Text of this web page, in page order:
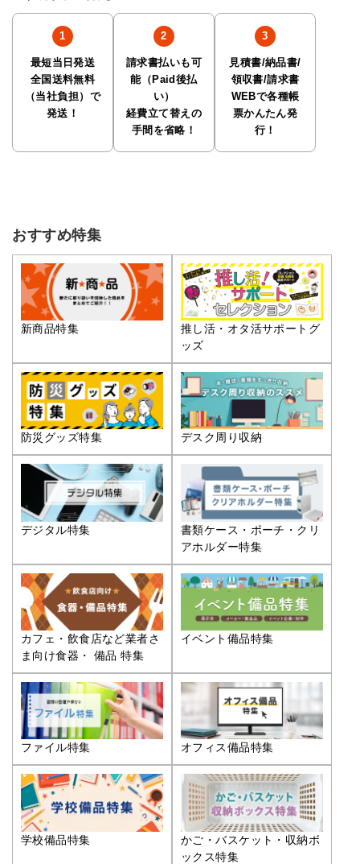
最短当日発送
全国送料無料
（当社負担）で
発送！
請求書払いも可
能（Paid後払
い）
経費立て替えの
手間を省略！
見積書/納品書/
領収書/請求書
WEBで各種帳
票かんたん発
行！
おすすめ特集
新商品特集
推し活・オタ活サポートグ
ッズ
防災グッズ特集 デスク周り収納
デジタル特集
書類ケース・ポーチ・クリ
アホルダー特集
カフェ・飲食店など業者さ
ま向け食器・ 備品 特集
イベント備品特集
ファイル特集 オフィス備品特集
学校備品特集
かご・バスケット・収納ボ
ックス特集